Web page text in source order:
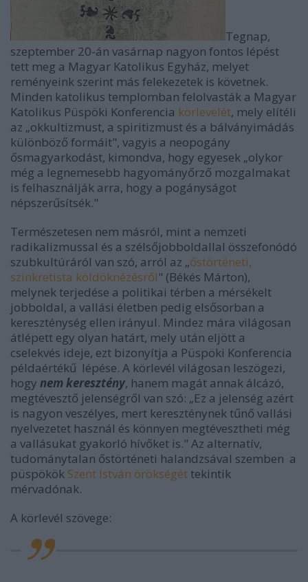
Tegnap,
szeptember 20-án vasárnap nagyon fontos lépést
tett meg a Magyar Katolikus Egyház, melyet
reményeink szerint más felekezetek is követnek.
Minden katolikus templomban felolvasták a Magyar
Katolikus Püspöki Konferencia körlevelét, mely elítéli
az „okkultizmust, a spiritizmust és a bálványimádás
különböző formáit", vagyis a neopogány
ősmagyarkodást, kimondva, hogy egyesek „olykor
még a legnemesebb hagyományőrző mozgalmakat
is felhasználják arra, hogy a pogányságot
népszerűsítsék."
Természetesen nem másról, mint a nemzeti
radikalizmussal és a szélsőjobboldallal összefonódó
szubkultúráról van szó, arról az „őstörténeti,
szinkretista köldöknézésről" (Békés Márton),
melynek terjedése a politikai térben a mérsékelt
jobboldal, a vallási életben pedig elsősorban a
kereszténység ellen irányul. Mindez mára világosan
átlépett egy olyan határt, mely után eljött a
cselekvés ideje, ezt bizonyítja a Püspöki Konferencia
példaértékű lépése. A körlevél világosan leszögezi,
hogy nem keresztény, hanem magát annak álcázó,
megtévesztő jelenségről van szó: „Ez a jelenség azért
is nagyon veszélyes, mert kereszténynek tűnő vallási
nyelvezetet használ és könnyen megtévesztheti még
a vallásukat gyakorló hívőket is." Az alternatív,
tudománytalan őstörténeti halandzsával szemben a
püspökök Szent István örökségét tekintik
mérvadónak.
A körlevél szövege: